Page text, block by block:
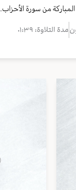
من سورة الأحزاب.
مدة التلاوة: ٠١:٣٩